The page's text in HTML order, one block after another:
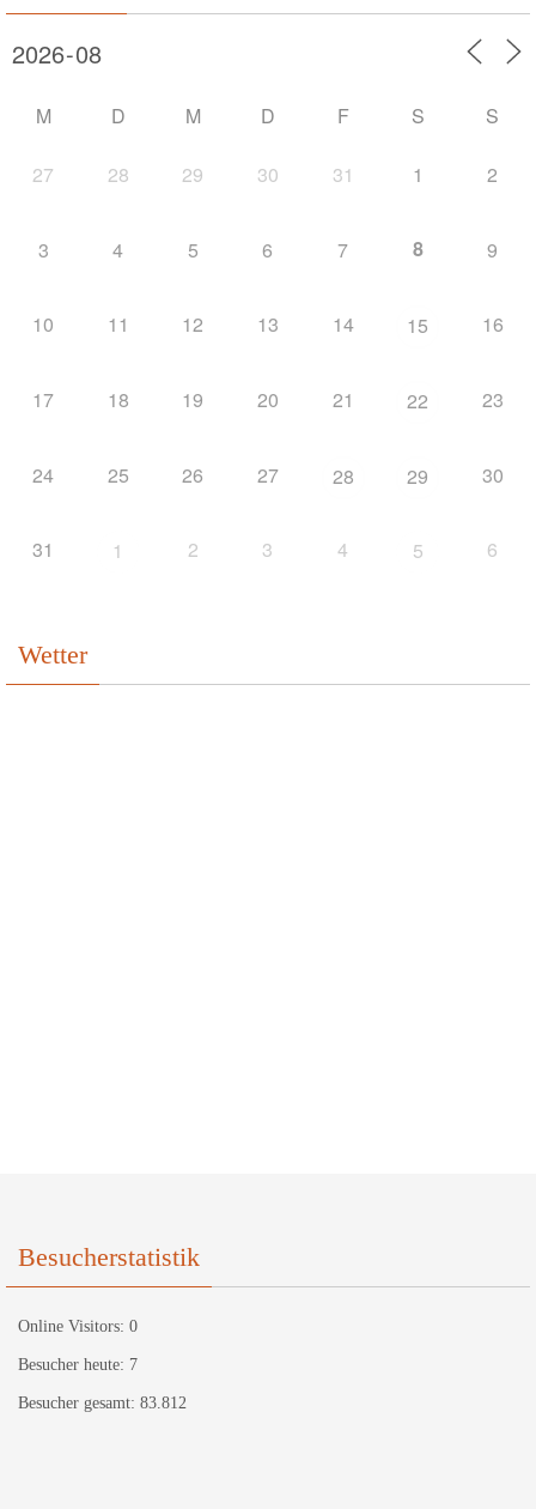
M D M D F S S
27 28 29 30 31 1 2
3 4 5 6 7 8 9
10 11 12 13 14 15 16
17 18 19 20 21 22 23
24 25 26 27 28 29 30
31 1 2 3 4 5 6
Wetter
Besucherstatistik
Online Visitors: 0
Besucher heute: 7
Besucher gesamt: 83.812